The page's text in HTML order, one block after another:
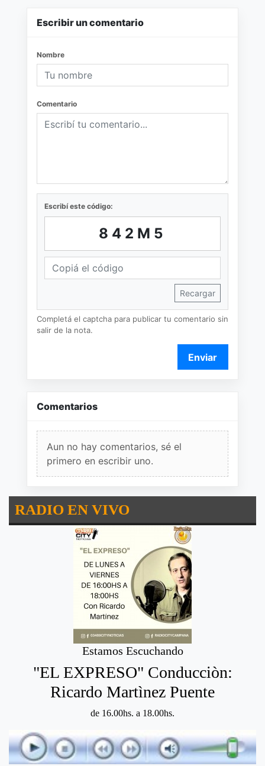
Escribir un comentario
Nombre
Comentario
Escribí este código:
842M5
Recargar
Completá el captcha para publicar tu comentario sin
salir de la nota.
Enviar
Comentarios
Aun no hay comentarios, sé el
primero en escribir uno.
RADIO EN VIVO
Estamos Escuchando
"EL EXPRESO" Conducciòn:
Ricardo Martìnez Puente
de 16.00hs. a 18.00hs.